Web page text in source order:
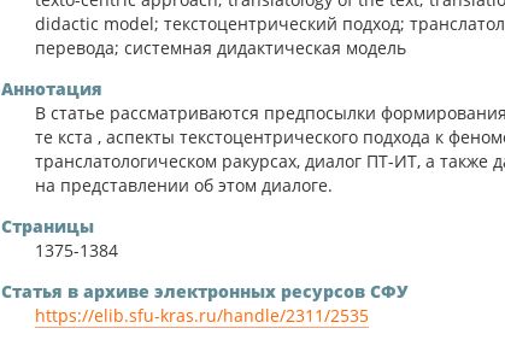
didactic model; текстоцентрический подход;
перевода; системная дидактическая модель
Аннотация
В статье рассматриваются предпосылки
те кста , аспекты текстоцентрического подхода к
транслатологическом ракурсах, диалог ПТ-ИТ, а
на представлении об этом диалоге.
Страницы
1375-1384
Статья в архиве электронных ресурсов СФУ
https://elib.sfu-kras.ru/handle/2311/2535